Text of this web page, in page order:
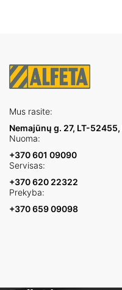
Mus rasite:
Nemajūnų g. 27, LT-52455,
Nuoma:
+370 601 09090
Servisas:
+370 620 22322
Prekyba:
+370 659 09098